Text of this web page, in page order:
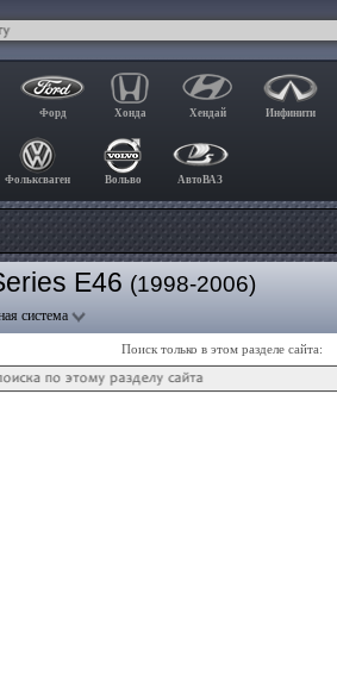
Форд Хонда Хендай Инфинити
Фольксваген Вольво АвтоВАЗ
E46 (1998-2006)
система
Поиск только в этом разделе сайта: